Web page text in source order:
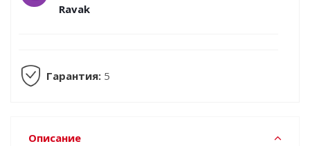
Ravak
Гарантия: 5
Описание